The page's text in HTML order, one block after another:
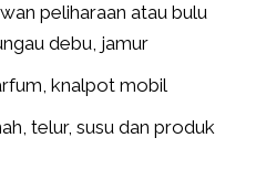
peliharaan atau bulu
debu, jamur
knalpot mobil
telur, susu dan produk